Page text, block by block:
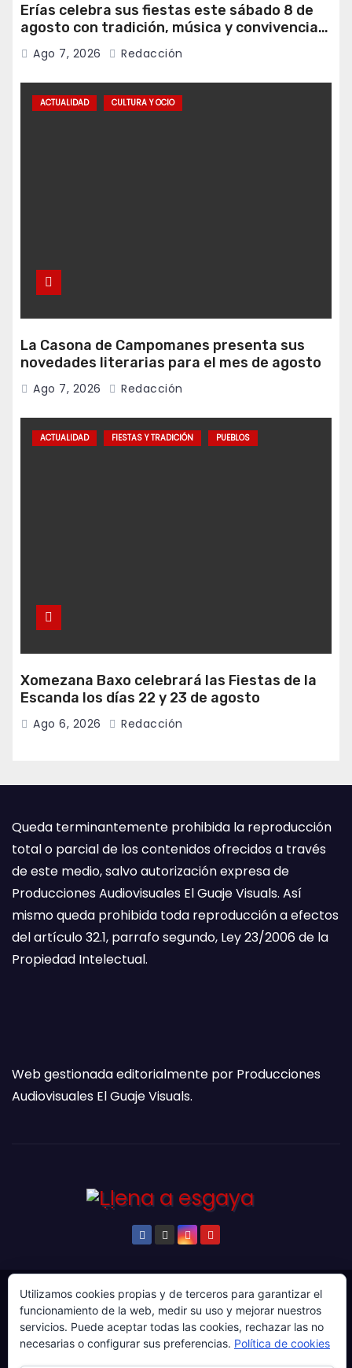
Erías celebra sus fiestas este sábado 8 de
agosto con tradición, música y convivencia
vecinal
Ago 7, 2026 Redacción
ACTUALIDAD CULTURA Y OCIO
La Casona de Campomanes presenta sus
novedades literarias para el mes de agosto
Ago 7, 2026 Redacción
ACTUALIDAD FIESTAS Y TRADICIÓN PUEBLOS
Xomezana Baxo celebrará las Fiestas de la
Escanda los días 22 y 23 de agosto
Ago 6, 2026 Redacción
Queda terminantemente prohibida la reproducción
total o parcial de los contenidos ofrecidos a través
de este medio, salvo autorización expresa de
Producciones Audiovisuales El Guaje Visuals. Así
mismo queda prohibida toda reproducción a efectos
del artículo 32.1, parrafo segundo, Ley 23/2006 de la
Propiedad Intelectual.
Web gestionada editorialmente por Producciones
Audiovisuales El Guaje Visuals.
© Copyright 2024. Todos los derechos reservados.
Web gestionada por Producciones Audiovisuales El
Guaje Visuals.
Utilizamos cookies propias y de terceros para garantizar el
funcionamiento de la web, medir su uso y mejorar nuestros
servicios. Puede aceptar todas las cookies, rechazar las no
necesarias o configurar sus preferencias. Política de cookies